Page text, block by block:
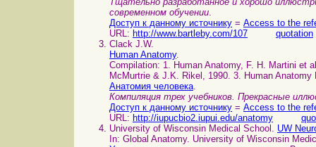
современном обучении.
Доступ к данному источнику = Access to the
URL: http://www.bartleby.com/107
quotation
Clack J.W.
Human Anatomy.
Compilation: 1. Human Anatomy, F. H. Martini et
McMurtrie & J.K. Rikel, 1990. 3. Human
Анатомия человека.
Компиляция трех учебников. Прекрасные
Доступ к данному источнику = Access to the
URL: http://iupucbio2.iupui.edu/anatomy
University of Wisconsin Medical School. UW
In: Global Anatomy. University of Wisconsin